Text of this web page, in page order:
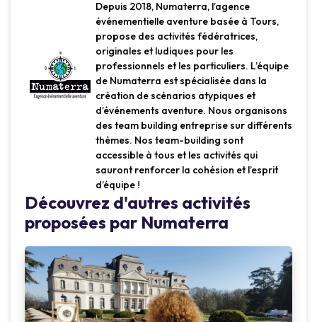
Depuis 2018, Numaterra, l’agence
événementielle aventure basée à Tours,
propose des activités fédératrices,
originales et ludiques pour les
professionnels et les particuliers. L’équipe
de Numaterra est spécialisée dans la
création de scénarios atypiques et
d’événements aventure. Nous organisons
des team building entreprise sur différents
thèmes. Nos team-building sont
accessible à tous et les activités qui
sauront renforcer la cohésion et l’esprit
d’équipe !
Découvrez d'autres activités
proposées par Numaterra